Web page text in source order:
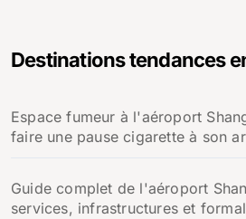
r
e
r
Destinations tendances
Espace fumeur à l'aéroport
faire une pause cigarette à son
Guide complet de l'aéroport
services, infrastructures et